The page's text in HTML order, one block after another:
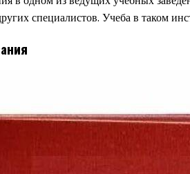
специалистов. Учеба в таком